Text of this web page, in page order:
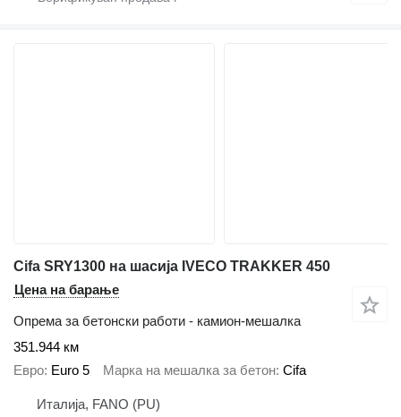
Cifa SRY1300 на шасија IVECO TRAKKER 450
Цена на барање
Опрема за бетонски работи - камион-мешалка
351.944 км
Евро Euro 5 Марка на мешалка за бетон Cifa
Италија, FANO (PU)